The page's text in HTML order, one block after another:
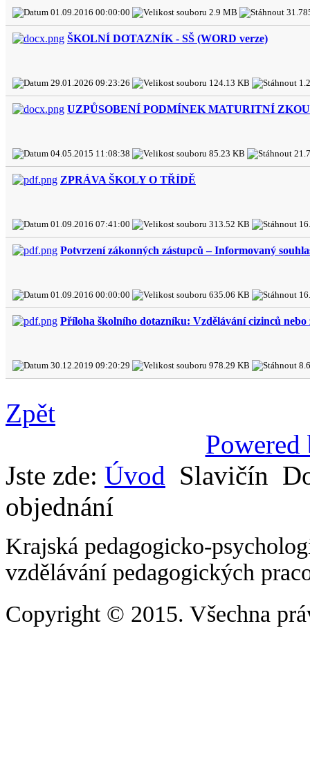
01.09.2016 00:00:00 2.9 MB
ŠKOLNÍ DOTAZNÍK - SŠ (WORD verze)
29.01.2026 09:23:26 124.13 KB
UZPŮSOBENÍ PODMÍNEK MATURITNÍ
04.05.2015 11:08:38 85.23 KB
ZPRÁVA ŠKOLY O TŘÍDĚ
01.09.2016 07:41:00 313.52 KB
Potvrzení zákonných zástupců – Informovaný
01.09.2016 00:00:00 635.06 KB
Příloha školního dotazníku: Vzdělávání cizinců
30.12.2019 09:20:29 978.29 KB
Zpět
Jste zde: Úvod Slavičín
objednání
Krajská pedagogicko-
vzdělávání pedagogických
Copyright © 2015. Všechna